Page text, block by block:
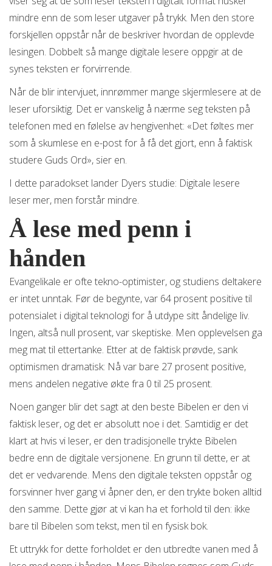
mindre enn de som leser utgaver på trykk. Men den store
forskjellen oppstår når de beskriver hvordan de opplevde
lesingen. Dobbelt så mange digitale lesere oppgir at de
synes teksten er forvirrende.
Når de blir intervjuet, innrømmer mange skjermlesere at de
leser uforsiktig. Det er vanskelig å nærme seg teksten på
telefonen med en følelse av hengivenhet: «Det føltes mer
som å skumlese en e-post for å få det gjort, enn å faktisk
studere Guds Ord», sier en.
I dette paradokset lander Dyers studie: Digitale lesere
leser mer, men forstår mindre.
Å lese med penn i
hånden
Evangelikale er ofte tekno-optimister, og studiens deltakere
er intet unntak. Før de begynte, var 64 prosent positive til
potensialet i digital teknologi for å utdype sitt åndelige liv.
Ingen, altså null prosent, var skeptiske. Men opplevelsen ga
meg mat til ettertanke. Etter at de faktisk prøvde, sank
optimismen dramatisk: Nå var bare 27 prosent positive,
mens andelen negative økte fra 0 til 25 prosent.
Noen ganger blir det sagt at den beste Bibelen er den vi
faktisk leser, og det er absolutt noe i det. Samtidig er det
klart at hvis vi leser, er den tradisjonelle trykte Bibelen
bedre enn de digitale versjonene. En grunn til dette, er at
det er vedvarende. Mens den digitale teksten oppstår og
forsvinner hver gang vi åpner den, er den trykte boken alltid
den samme. Dette gjør at vi kan ha et forhold til den: ikke
bare til Bibelen som tekst, men til en fysisk bok.
Et uttrykk for dette forholdet er den utbredte vanen med å